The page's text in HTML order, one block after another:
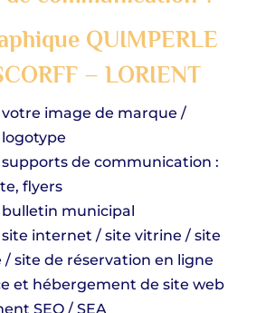
QUIMPERLE
– LORIENT
image de marque /
de communication :
flyers
municipal
internet / site vitrine / site
site de réservation en ligne
et hébergement de site web
SEO / SEA